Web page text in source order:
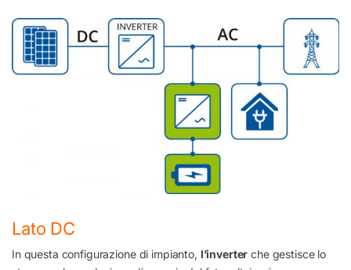
Lato DC
In questa configurazione di impianto, l’inverter che gestisce lo